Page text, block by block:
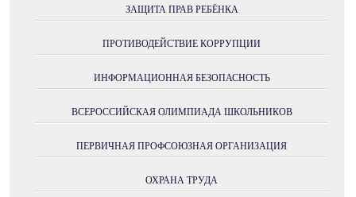
ЗАЩИТА ПРАВ РЕБЁНКА
ПРОТИВОДЕЙСТВИЕ КОРРУПЦИИ
ИНФОРМАЦИОННАЯ БЕЗОПАСНОСТЬ
ВСЕРОССИЙСКАЯ ОЛИМПИАДА ШКОЛЬНИКОВ
ПЕРВИЧНАЯ ПРОФСОЮЗНАЯ ОРГАНИЗАЦИЯ
ОХРАНА ТРУДА